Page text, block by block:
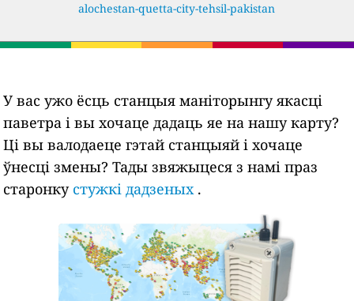
alochestan-quetta-city-tehsil-pakistan
У вас ужо ёсць станцыя маніторынгу якасці
паветра і вы хочаце дадаць яе на нашу карту?
Ці вы валодаеце гэтай станцыяй і хочаце
ўнесці змены? Тады звяжыцеся з намі праз
старонку стужкі дадзеных.